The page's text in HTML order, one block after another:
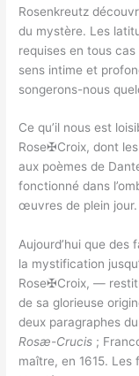
Rosenkreutz
du mystère. Les
requises en tous
sens intime et
songerons-nous
Ce qu’il nous est
Rose✠Croix, dont
aux poèmes de
fonctionné dans
œuvres de plein jour.
Aujourd’hui que des
la mystification
Rose✠Croix, —
de sa glorieuse
deux paragraphes
Rosæ-Crucis ;
maître, en 1615.